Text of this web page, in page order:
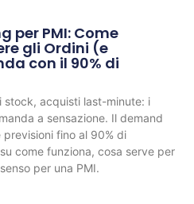
per PMI: Come
gli Ordini (e
con il 90% di
stock, acquisti last-minute: i
a sensazione. Il demand
fino al 90% di
come funziona, cosa serve per
per una PMI.